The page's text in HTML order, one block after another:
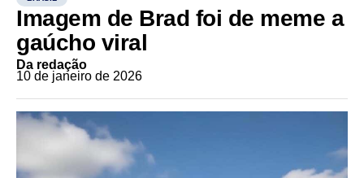
Imagem de Brad foi de meme a
gaúcho viral
Da redação
10 de janeiro de 2026